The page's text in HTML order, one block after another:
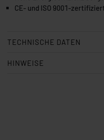
CE- und ISO 9001-
TECHNISCHE DATEN
HINWEISE